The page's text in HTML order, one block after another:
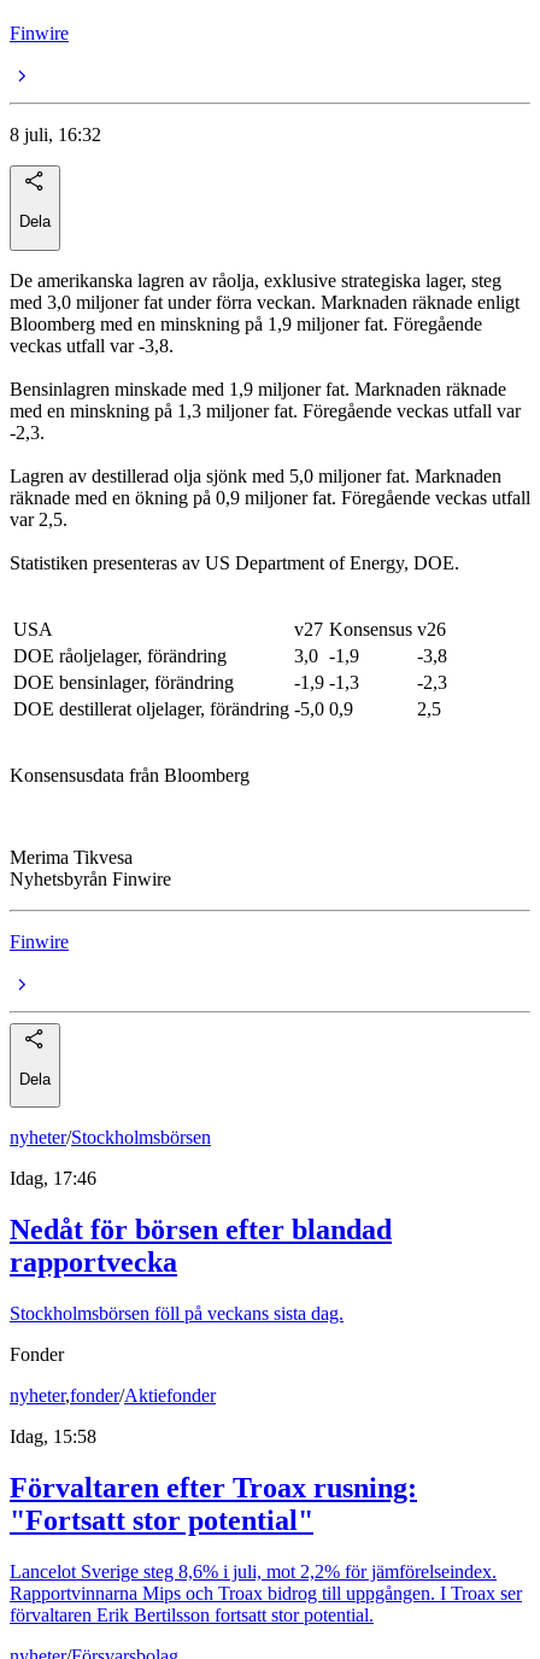
Finwire
8 juli, 16:32
Dela
De amerikanska lagren av råolja, exklusive strategiska lager, steg
med 3,0 miljoner fat under förra veckan. Marknaden räknade enligt
Bloomberg med en minskning på 1,9 miljoner fat. Föregående
veckas utfall var -3,8.
Bensinlagren minskade med 1,9 miljoner fat. Marknaden räknade
med en minskning på 1,3 miljoner fat. Föregående veckas utfall var
-2,3.
Lagren av destillerad olja sjönk med 5,0 miljoner fat. Marknaden
räknade med en ökning på 0,9 miljoner fat. Föregående veckas utfall
var 2,5.
Statistiken presenteras av US Department of Energy, DOE.
USA v27 Konsensus v26
DOE råoljelager, förändring
3,0 -1,9
-3,8
DOE bensinlager, förändring
-1,9 -1,3
-2,3
DOE destillerat oljelager, förändring -5,0 0,9 2,5
Konsensusdata från Bloomberg
Merima Tikvesa
Nyhetsbyrån Finwire
Finwire
Dela
nyheter/Stockholmsbörsen
Idag, 17:46
Nedåt för börsen efter blandad
rapportvecka
Stockholmsbörsen föll på veckans sista dag.
Fonder
nyheter,fonder/Aktiefonder
Idag, 15:58
Förvaltaren efter Troax rusning:
"Fortsatt stor potential"
Lancelot Sverige steg 8,6% i juli, mot 2,2% för jämförelseindex.
Rapportvinnarna Mips och Troax bidrog till uppgången. I Troax ser
förvaltaren Erik Bertilsson fortsatt stor potential.